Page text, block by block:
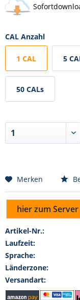
CAL Anzahl
1 CAL 5
50 CALs
Merken
hier zum Server
Artikel-Nr.:
Laufzeit:
Sprache:
Länderzone:
Versandart: